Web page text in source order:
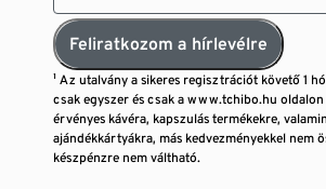
Feliratkozom a hírlevélre
¹ Az utalvány a sikeres regisztrációt követő 1
csak egyszer és csak a www.tchibo.hu
érvényes kávéra, kapszulás termékekre,
ajándékkártyákra, más kedvezményekkel nem
készpénzre nem váltható.